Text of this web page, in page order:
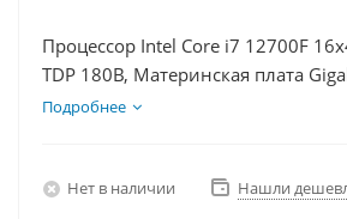
Процессор Intel Core i7 12700F
TDP 180В, Материнская плата
Видеокарта RTX 3060Ti 8Гб,
Подробнее
Нет в наличии Нашли